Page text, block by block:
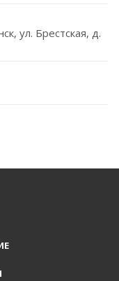
ул. Брестская, д.